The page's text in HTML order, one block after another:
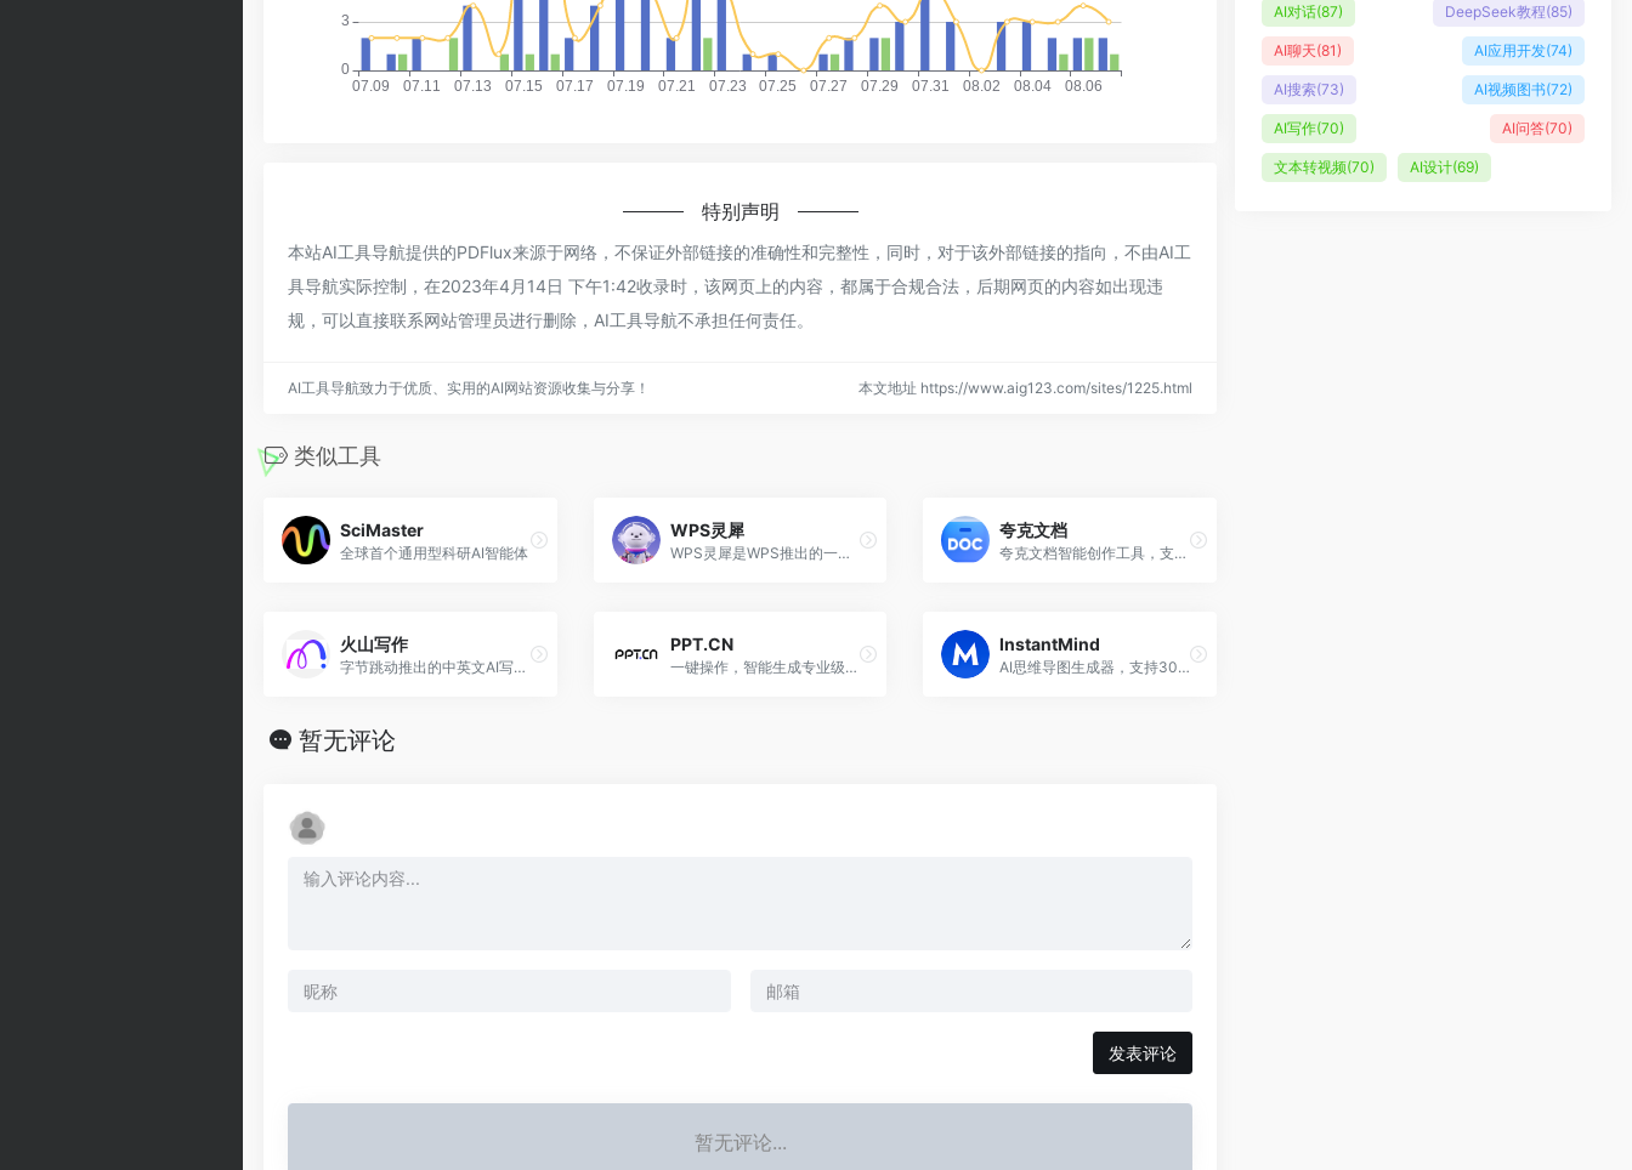
特别声明
本站AI工具导航提供的PDFlux来源于网络，不保证外部链接的准确性和完整性，同时，对于该外部链接的指向，不由AI工
具导航实际控制，在2023年4月14日 下午1:42收录时，该网页上的内容，都属于合规合法，后期网页的内容如出现违
规，可以直接联系网站管理员进行删除，AI工具导航不承担任何责任。
AI工具导航致力于优质、实用的AI网站资源收集与分享！ 本文地址 https://www.aig123.com/sites/1225.html
类似工具
SciMaster
全球首个通用型科研AI智能体
WPS灵犀
WPS灵犀是WPS推出的一款AI智能办公和学习助手
夸克文档
夸克文档智能创作工具，支持AI写作/AIPPT/AI简历/AI搜索等
火山写作
字节跳动推出的中英文AI写作、语法纠错、智能润色工具
PPT.CN
一键操作，智能生成专业级PPT
InstantMind
AI思维导图生成器，支持30+文件格式一键转换，包括PDF、Word、视频等。
暂无评论
发表评论
暂无评论...
AI对话(87) DeepSeek教程(85)
AI聊天(81) AI应用开发(74)
AI搜索(73) AI视频图书(72)
AI写作(70) AI问答(70)
文本转视频(70) AI设计(69)